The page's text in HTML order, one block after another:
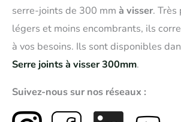
serre-joints de 300 mm à visser. Très
légers et moins encombrants, ils
à vos besoins. Ils sont disponibles
Serre joints à visser 300mm.
Suivez-nous sur nos réseaux :